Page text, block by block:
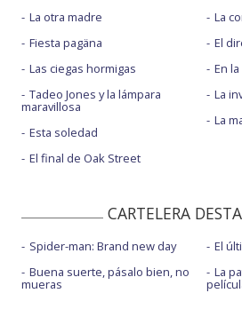
La otra madre
Fiesta pagäna
Las ciegas hormigas
Tadeo Jones y la lámpara
maravillosa
Esta soledad
El final de Oak Street
La
El
En
La
La
CARTELERA
Spider-man: Brand new day
Buena suerte, pásalo bien, no
mueras
El
La